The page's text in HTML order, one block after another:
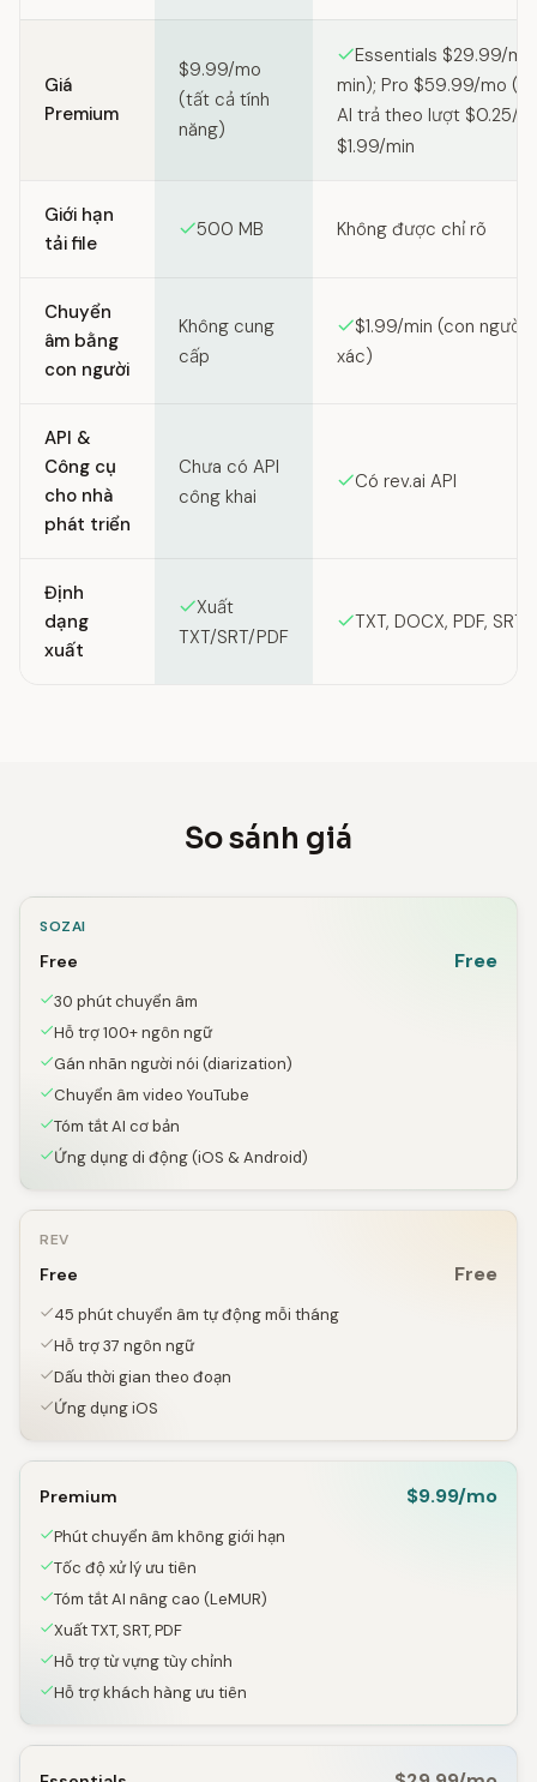
Giá
Premium
$9.99/mo
(tất cả tính
năng)
Essentials $29.99/
min); Pro $59.99/mo
AI trả theo lượt $0.25/
$1.99/min
Giới hạn
tải file
500 MB Không được chỉ rõ
Chuyển
âm bằng
con người
Không cung
cấp
$1.99/min (con người,
xác)
API &
Công cụ
cho nhà
phát triển
Chưa có API
công khai
Có rev.ai API
Định
dạng
xuất
Xuất
TXT/SRT/PDF
TXT, DOCX, PDF, SRT
So sánh giá
SOZAI
Free Free
30 phút chuyển âm
Hỗ trợ 100+ ngôn ngữ
Gán nhãn người nói (diarization)
Chuyển âm video YouTube
Tóm tắt AI cơ bản
Ứng dụng di động (iOS & Android)
REV
Free Free
45 phút chuyển âm tự động mỗi tháng
Hỗ trợ 37 ngôn ngữ
Dấu thời gian theo đoạn
Ứng dụng iOS
Premium $9.99/mo
Phút chuyển âm không giới hạn
Tốc độ xử lý ưu tiên
Tóm tắt AI nâng cao (LeMUR)
Xuất TXT, SRT, PDF
Hỗ trợ từ vựng tùy chỉnh
Hỗ trợ khách hàng ưu tiên